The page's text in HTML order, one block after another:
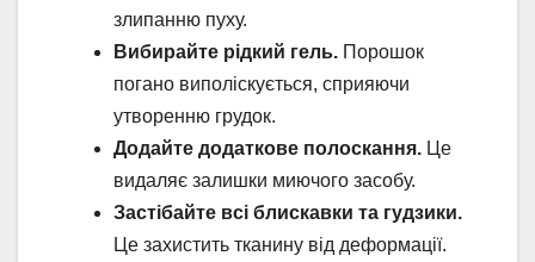
злипанню пуху.
Вибирайте рідкий гель. Порошок
погано виполіскується, сприяючи
утворенню грудок.
Додайте додаткове полоскання. Це
видаляє залишки миючого засобу.
Застібайте всі блискавки та гудзики.
Це захистить тканину від деформації.